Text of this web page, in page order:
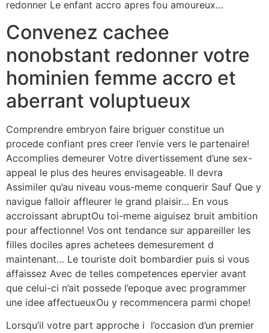
redonner Le enfant accro apres fou amoureux…
Convenez cachee
nonobstant redonner votre
hominien femme accro et
aberrant voluptueux
Comprendre embryon faire briguer constitue un
procede confiant pres creer l’envie vers le partenaire!
Accomplies demeurer Votre divertissement d’une sex-
appeal le plus des heures envisageable. Il devra
Assimiler qu’au niveau vous-meme conquerir Sauf Que y
navigue falloir affleurer le grand plaisir… En vous
accroissant abruptOu toi-meme aiguisez bruit ambition
pour affectionne! Vos ont tendance sur appareiller les
filles dociles apres achetees demesurement d
maintenant… Le touriste doit bombardier puis si vous
affaissez Avec de telles competences epervier avant
que celui-ci n’ait possede l’epoque avec programmer
une idee affectueuxOu y recommencera parmi chope!
Lorsqu’il votre part approche i l’occasion d’un premier